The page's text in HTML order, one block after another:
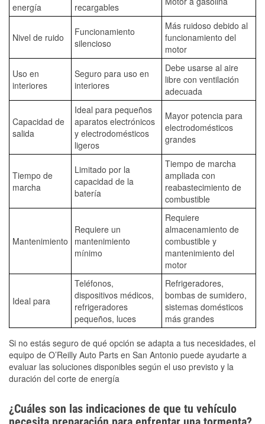
energía
recargables
Nivel de ruido
Funcionamiento
silencioso
Más ruidoso debido al
funcionamiento del
motor
Uso en
interiores
Seguro para uso en
interiores
Debe usarse al aire
libre con ventilación
adecuada
Capacidad de
salida
Ideal para pequeños
aparatos electrónicos
y electrodomésticos
ligeros
Mayor potencia para
electrodomésticos
grandes
Tiempo de
marcha
Limitado por la
capacidad de la
batería
Tiempo de marcha
ampliada con
reabastecimiento de
combustible
Mantenimiento
Requiere un
mantenimiento
mínimo
Requiere
almacenamiento de
combustible y
mantenimiento del
motor
Ideal para
Teléfonos,
dispositivos médicos,
refrigeradores
pequeños, luces
Refrigeradores,
bombas de sumidero,
sistemas domésticos
más grandes
Si no estás seguro de qué opción se adapta a tus necesidades, el
equipo de O’Reilly Auto Parts en San Antonio puede ayudarte a
evaluar las soluciones disponibles según el uso previsto y la
duración del corte de energía
¿Cuáles son las indicaciones de que tu vehículo